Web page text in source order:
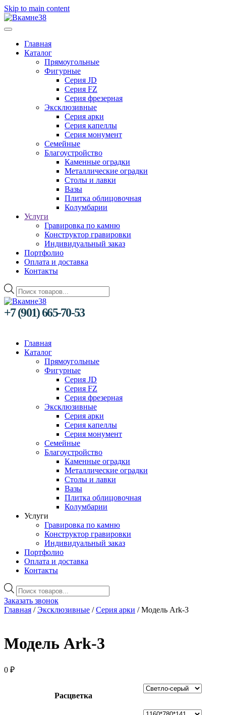
Skip to main content
Главная
Каталог
Прямоугольные
Фигурные
Серия JD
Серия FZ
Серия фрезерная
Эксклюзивные
Серия арки
Серия капеллы
Серия монумент
Семейные
Благоустройство
Каменные оградки
Металлические оградки
Столы и лавки
Вазы
Плитка облицовочная
Колумбарии
Услуги
Гравировка по камню
Конструктор гравировки
Индивидуальный заказ
Портфолио
Оплата и доставка
Контакты
Поиск
товаров
+7 (901) 665-70-53
Главная
Каталог
Прямоугольные
Фигурные
Серия JD
Серия FZ
Серия фрезерная
Эксклюзивные
Серия арки
Серия капеллы
Серия монумент
Семейные
Благоустройство
Каменные оградки
Металлические оградки
Столы и лавки
Вазы
Плитка облицовочная
Колумбарии
Услуги
Гравировка по камню
Конструктор гравировки
Индивидуальный заказ
Портфолио
Оплата и доставка
Контакты
Поиск
товаров
Заказать звонок
Главная /Эксклюзивные /Серия арки / Модель Ark-3
Модель Ark-3
0 ₽
Расцветка